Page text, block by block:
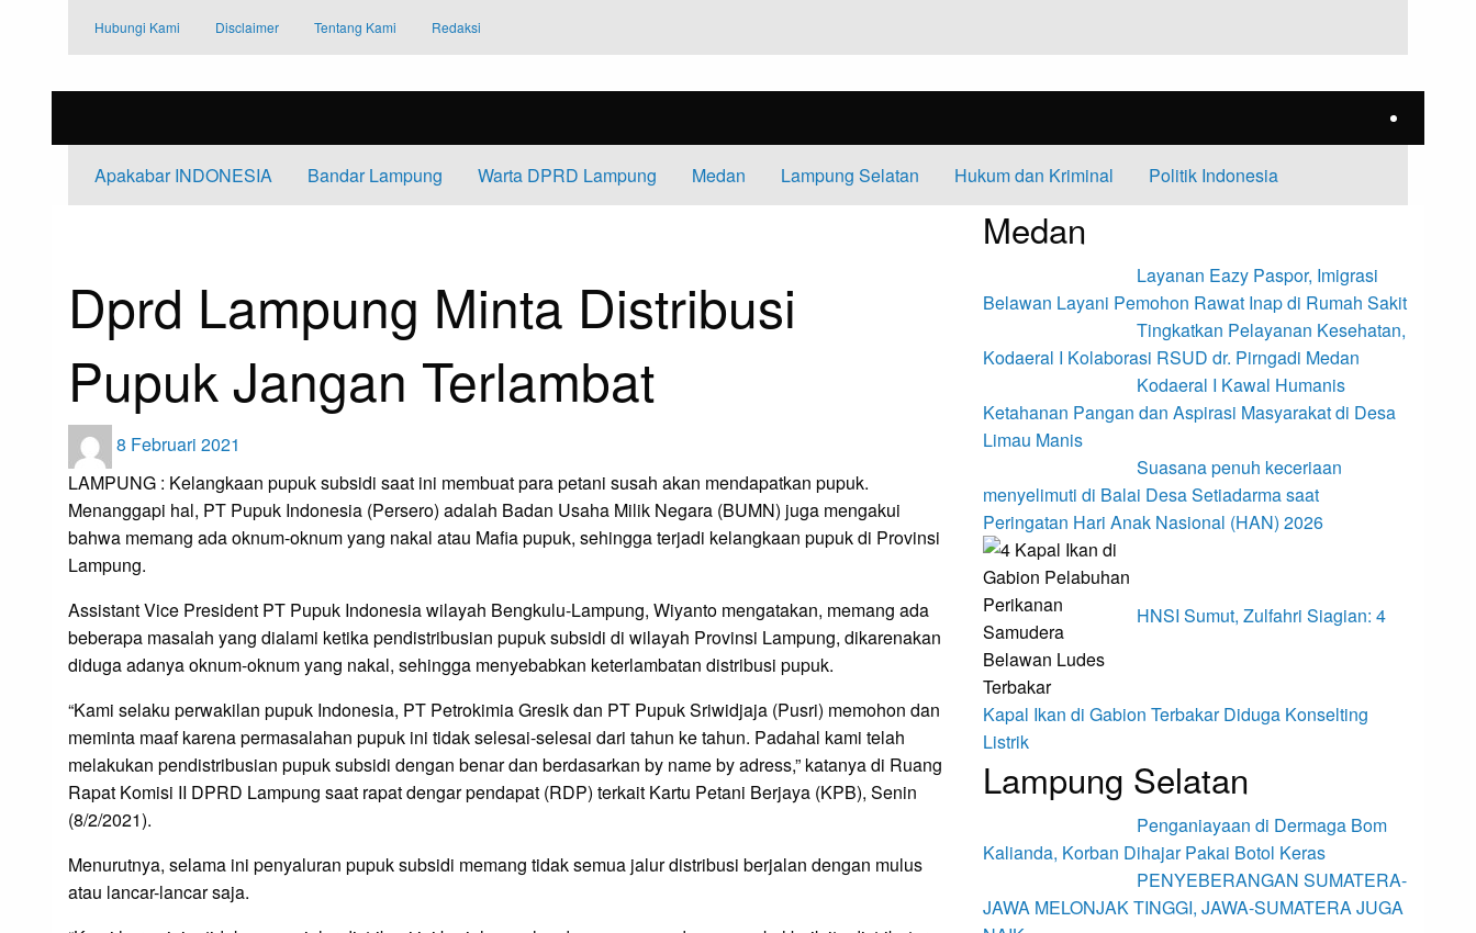
Hubungi Kami Disclaimer Tentang Kami Redaksi
Apakabar INDONESIA Bandar Lampung Warta DPRD Lampung Medan Lampung Selatan Hukum dan Kriminal Politik Indonesia
Dprd Lampung Minta Distribusi
Pupuk Jangan Terlambat
Posted
8 Februari 2021
LAMPUNG : Kelangkaan pupuk subsidi saat ini membuat para petani susah akan mendapatkan pupuk.
Menanggapi hal, PT Pupuk Indonesia (Persero) adalah Badan Usaha Milik Negara (BUMN) juga mengakui
bahwa memang ada oknum-oknum yang nakal atau Mafia pupuk, sehingga terjadi kelangkaan pupuk di Provinsi
Lampung.
Assistant Vice President PT Pupuk Indonesia wilayah Bengkulu-Lampung, Wiyanto mengatakan, memang ada
beberapa masalah yang dialami ketika pendistribusian pupuk subsidi di wilayah Provinsi Lampung, dikarenakan
diduga adanya oknum-oknum yang nakal, sehingga menyebabkan keterlambatan distribusi pupuk.
“Kami selaku perwakilan pupuk Indonesia, PT Petrokimia Gresik dan PT Pupuk Sriwidjaja (Pusri) memohon dan
meminta maaf karena permasalahan pupuk ini tidak selesai-selesai dari tahun ke tahun. Padahal kami telah
melakukan pendistribusian pupuk subsidi dengan benar dan berdasarkan by name by adress,” katanya di Ruang
Rapat Komisi II DPRD Lampung saat rapat dengar pendapat (RDP) terkait Kartu Petani Berjaya (KPB), Senin
(8/2/2021).
Menurutnya, selama ini penyaluran pupuk subsidi memang tidak semua jalur distribusi berjalan dengan mulus
atau lancar-lancar saja.
Medan
Layanan Eazy Paspor, Imigrasi
Belawan Layani Pemohon Rawat Inap di Rumah Sakit
Tingkatkan Pelayanan Kesehatan,
Kodaeral I Kolaborasi RSUD dr. Pirngadi Medan‎
Kodaeral I Kawal Humanis
Ketahanan Pangan dan Aspirasi Masyarakat di Desa
Limau Manis
Suasana penuh keceriaan
menyelimuti di Balai Desa Setiadarma saat
Peringatan Hari Anak Nasional (HAN) 2026
HNSI Sumut, Zulfahri Siagian: 4
Kapal Ikan di Gabion Terbakar Diduga Konselting
Listrik
Lampung Selatan
Penganiayaan di Dermaga Bom
Kalianda, Korban Dihajar Pakai Botol Keras
PENYEBERANGAN SUMATERA-
JAWA MELONJAK TINGGI, JAWA-SUMATERA JUGA